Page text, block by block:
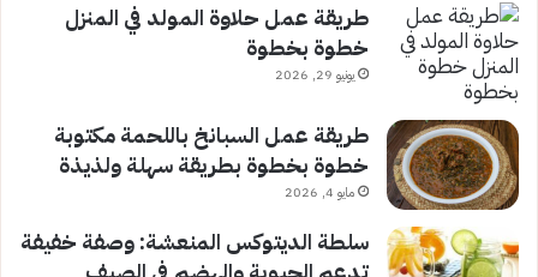
طريقة عمل حلاوة المولد في المنزل
خطوة بخطوة
يونيو 29, 2026
طريقة عمل السبانخ باللحمة مكتوبة
خطوة بخطوة بطريقة سهلة ولذيذة
مايو 4, 2026
سلطة الديتوكس المنعشة: وصفة خفيفة